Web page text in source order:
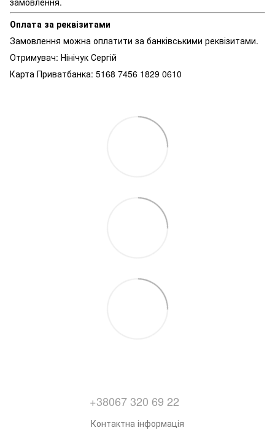
Оплата за реквізитами
Замовлення можна оплатити за банківськими реквізитами.
Отримувач: Нінічук Сергій
Карта Приватбанка: 5168 7456 1829 0610
+38067 320 69 22
Контактна інформація